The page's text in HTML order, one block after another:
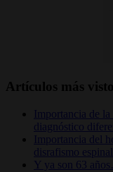
Artículos más
Importancia de
diagnóstico
Importancia del
disrafismo
Y ya son 63